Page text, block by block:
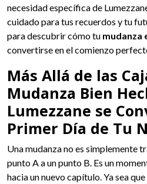
necesidad específica de
cuidado para tus recuerdos y tu
para descubrir cómo tu mudanza
convertirse en el comienzo
Más Allá de las
Mudanza Bien
Lumezzane se
Primer Día de Tu
Una mudanza no es simplemente
punto A a un punto B. Es un
hacia un nuevo capítulo. Ya sea